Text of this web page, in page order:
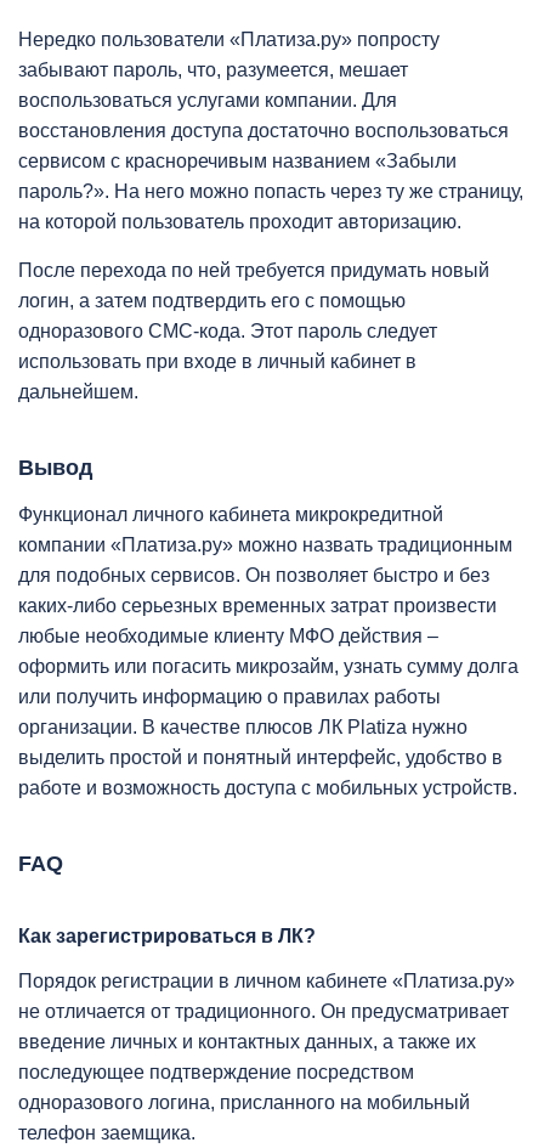
Нередко пользователи «Платиза.ру» попросту
забывают пароль, что, разумеется, мешает
воспользоваться услугами компании. Для
восстановления доступа достаточно воспользоваться
сервисом с красноречивым названием «Забыли
пароль?». На него можно попасть через ту же страницу,
на которой пользователь проходит авторизацию.
После перехода по ней требуется придумать новый
логин, а затем подтвердить его с помощью
одноразового СМС-кода. Этот пароль следует
использовать при входе в личный кабинет в
дальнейшем.
Вывод
Функционал личного кабинета микрокредитной
компании «Платиза.ру» можно назвать традиционным
для подобных сервисов. Он позволяет быстро и без
каких-либо серьезных временных затрат произвести
любые необходимые клиенту МФО действия –
оформить или погасить микрозайм, узнать сумму долга
или получить информацию о правилах работы
организации. В качестве плюсов ЛК Platiza нужно
выделить простой и понятный интерфейс, удобство в
работе и возможность доступа с мобильных устройств.
FAQ
Как зарегистрироваться в ЛК?
Порядок регистрации в личном кабинете «Платиза.ру»
не отличается от традиционного. Он предусматривает
введение личных и контактных данных, а также их
последующее подтверждение посредством
одноразового логина, присланного на мобильный
телефон заемщика.